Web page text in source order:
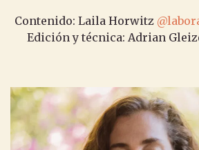
Contenido: Laila Horwitz
Edición y técnica: Adrian